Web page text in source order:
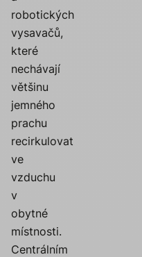
robotických
vysavačů,
které
nechávají
většinu
jemného
prachu
recirkulovat
ve
vzduchu
v
obytné
místnosti.
Centrálním